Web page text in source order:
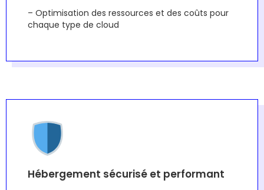
– Optimisation des ressources et des coûts pour
chaque type de cloud
Hébergement sécurisé et performant